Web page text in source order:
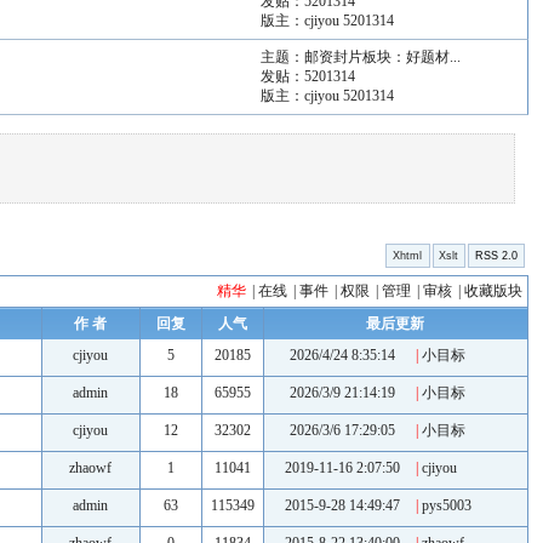
版主： cjiyou 5201314
主题： 邮资封片板块：好题材...
发贴： 5201314
版主： cjiyou 5201314
Xhtml Xslt RSS 2.0
精华 在线 事件 权限 管理 审核 收藏版块
作 者
回复 人气 最后更新
cjiyou
5 20185 2026/4/24 8:35:14 小目标
admin 18 65955 2026/3/9 21:14:19 小目标
cjiyou 12 32302 2026/3/6 17:29:05 小目标
zhaowf 1 11041 2019-11-16 2:07:50 cjiyou
admin 63 115349 2015-9-28 14:49:47 pys5003